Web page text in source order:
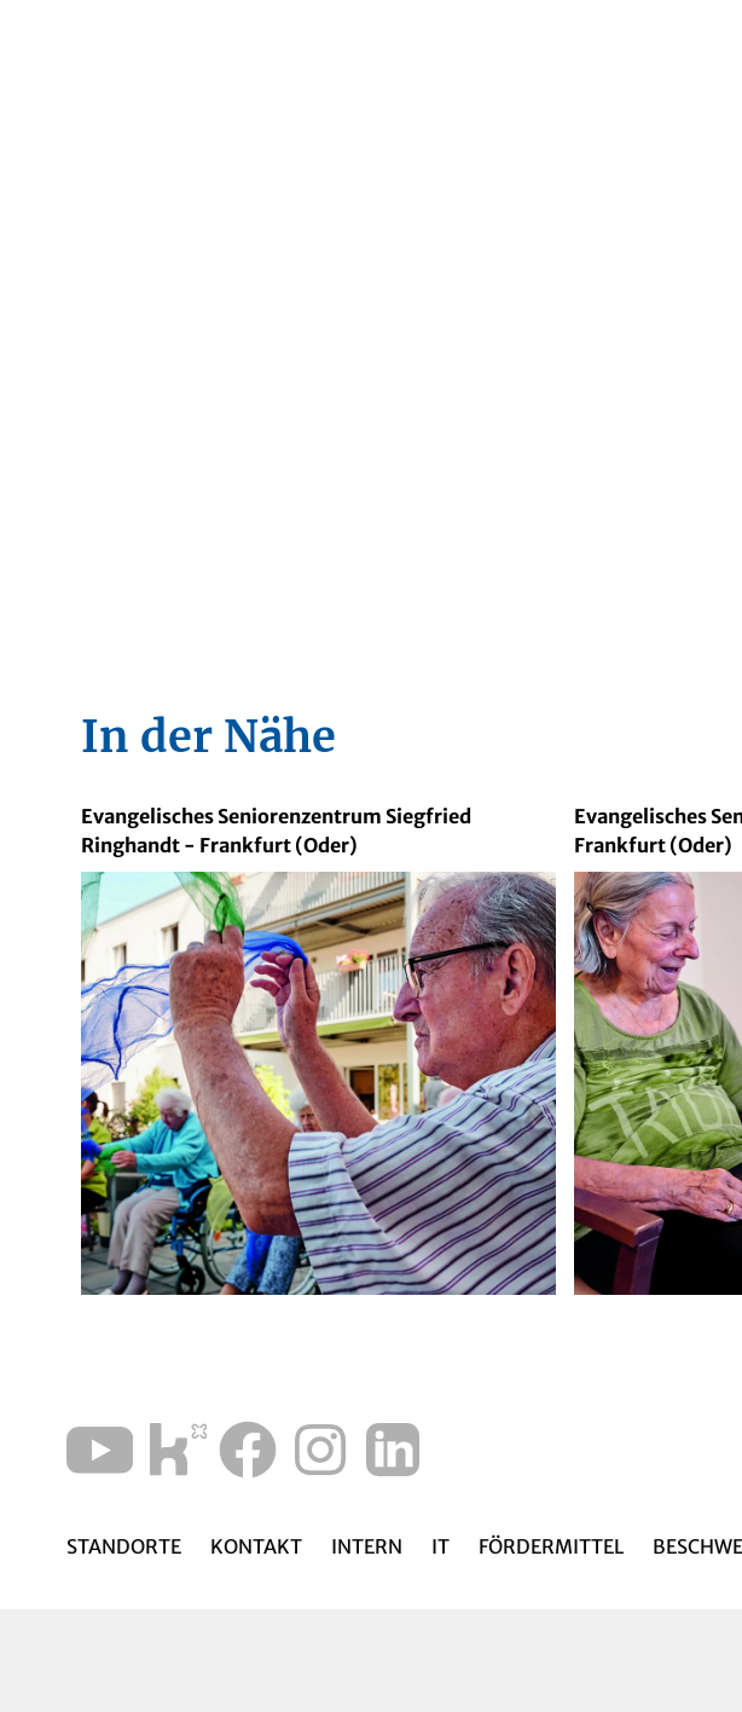
In der Nähe
Evangelisches Seniorenzentrum Siegfried
Ringhandt - Frankfurt (Oder)
Evangelisches
Frankfurt (Oder)
STANDORTE KONTAKT INTERN IT FÖRDERMITTEL